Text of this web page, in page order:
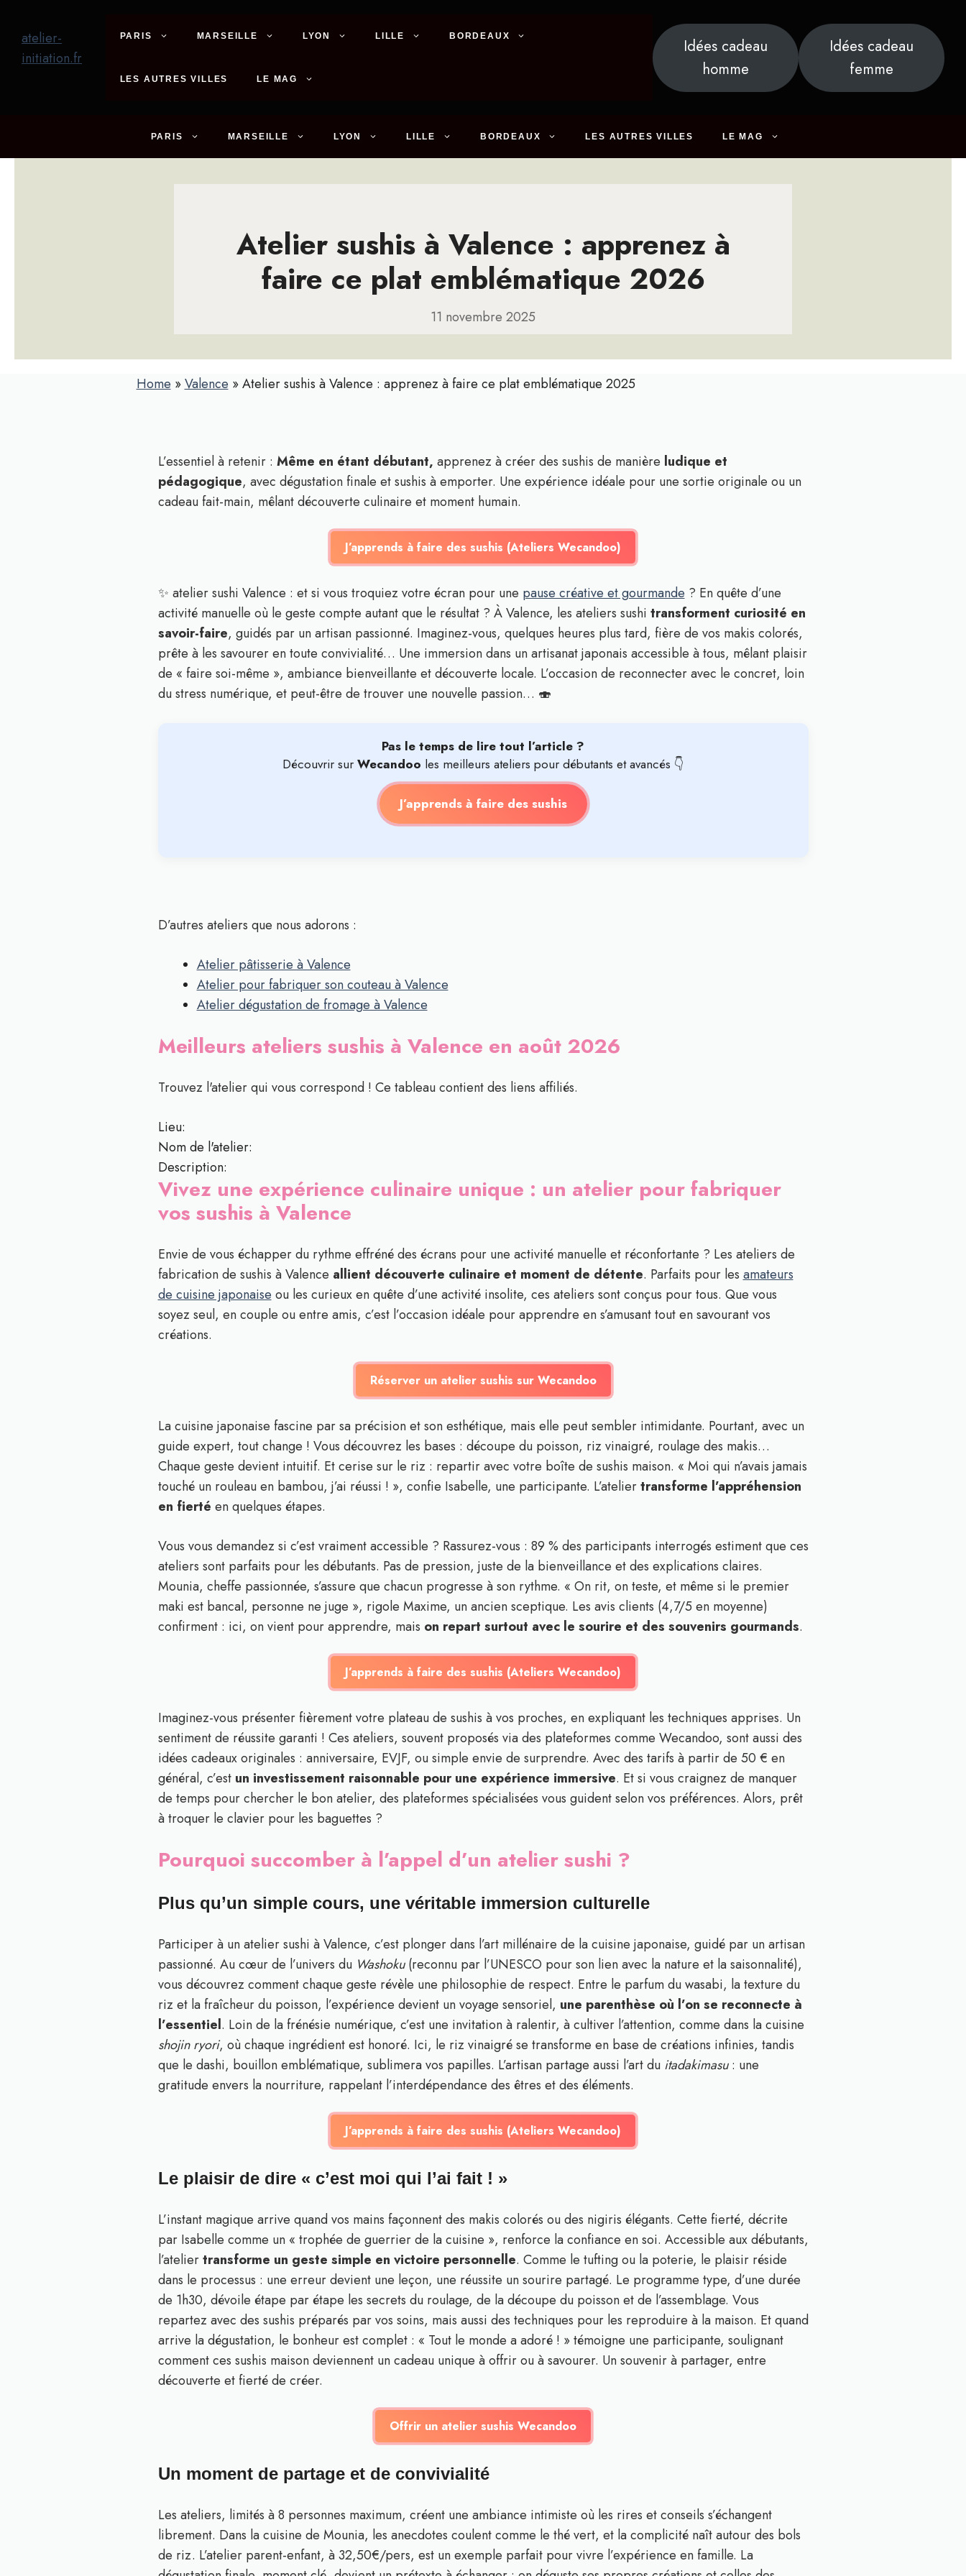
contenu
atelier-
initiation.fr
PARIS MARSEILLE LYON LILLE BORDEAUX
LES AUTRES VILLES LE MAG
Idées cadeau
homme
Idées cadeau
femme
PARIS MARSEILLE LYON LILLE BORDEAUX LES AUTRES VILLES LE MAG
Atelier sushis à Valence : apprenez à
faire ce plat emblématique 2026
11 novembre 2025
Home »Valence »Atelier sushis à Valence : apprenez à faire ce plat emblématique 2025
L’essentiel à retenir : Même en étant débutant, apprenez à créer des sushis de manière ludique et
pédagogique, avec dégustation finale et sushis à emporter. Une expérience idéale pour une sortie originale ou un
cadeau fait-main, mêlant découverte culinaire et moment humain.
J’apprends à faire des sushis (Ateliers Wecandoo)
✨ atelier sushi Valence : et si vous troquiez votre écran pour une pause créative et gourmande ? En quête d’une
activité manuelle où le geste compte autant que le résultat ? À Valence, les ateliers sushi transforment curiosité en
savoir-faire, guidés par un artisan passionné. Imaginez-vous, quelques heures plus tard, fière de vos makis colorés,
prête à les savourer en toute convivialité… Une immersion dans un artisanat japonais accessible à tous, mêlant plaisir
de « faire soi-même », ambiance bienveillante et découverte locale. L’occasion de reconnecter avec le concret, loin
du stress numérique, et peut-être de trouver une nouvelle passion… 🍣
Pas le temps de lire tout l’article ?
Découvrir sur Wecandoo les meilleurs ateliers pour débutants et avancés 👇
J’apprends à faire des sushis
D’autres ateliers que nous adorons :
Atelier pâtisserie à Valence
Atelier pour fabriquer son couteau à Valence
Atelier dégustation de fromage à Valence
Meilleurs ateliers sushis à Valence en août 2026
Trouvez l'atelier qui vous correspond ! Ce tableau contient des liens affiliés.
Lieu:
Nom de l'atelier:
Description:
Vivez une expérience culinaire unique : un atelier pour fabriquer
vos sushis à Valence
Envie de vous échapper du rythme effréné des écrans pour une activité manuelle et réconfortante ? Les ateliers de
fabrication de sushis à Valence allient découverte culinaire et moment de détente. Parfaits pour les amateurs
de cuisine japonaise ou les curieux en quête d’une activité insolite, ces ateliers sont conçus pour tous. Que vous
soyez seul, en couple ou entre amis, c’est l’occasion idéale pour apprendre en s’amusant tout en savourant vos
créations.
Réserver un atelier sushis sur Wecandoo
La cuisine japonaise fascine par sa précision et son esthétique, mais elle peut sembler intimidante. Pourtant, avec un
guide expert, tout change ! Vous découvrez les bases : découpe du poisson, riz vinaigré, roulage des makis…
Chaque geste devient intuitif. Et cerise sur le riz : repartir avec votre boîte de sushis maison. « Moi qui n’avais jamais
touché un rouleau en bambou, j’ai réussi ! », confie Isabelle, une participante. L’ateliertransforme l’appréhension
en fierté en quelques étapes.
Vous vous demandez si c’est vraiment accessible ? Rassurez-vous : 89 % des participants interrogés estiment que ces
ateliers sont parfaits pour les débutants. Pas de pression, juste de la bienveillance et des explications claires.
Mounia, cheffe passionnée, s’assure que chacun progresse à son rythme. « On rit, on teste, et même si le premier
maki est bancal, personne ne juge », rigole Maxime, un ancien sceptique. Les avis clients (4,7/5 en moyenne)
confirment : ici, on vient pour apprendre, mais on repart surtout avec le sourire et des souvenirs gourmands.
J’apprends à faire des sushis (Ateliers Wecandoo)
Imaginez-vous présenter fièrement votre plateau de sushis à vos proches, en expliquant les techniques apprises. Un
sentiment de réussite garanti ! Ces ateliers, souvent proposés via des plateformes comme Wecandoo, sont aussi des
idées cadeaux originales : anniversaire, EVJF, ou simple envie de surprendre. Avec des tarifs à partir de 50 € en
général, c’est un investissement raisonnable pour une expérience immersive. Et si vous craignez de manquer
de temps pour chercher le bon atelier, des plateformes spécialisées vous guident selon vos préférences. Alors, prêt
à troquer le clavier pour les baguettes ?
Pourquoi succomber à l’appel d’un atelier sushi ?
Plus qu’un simple cours, une véritable immersion culturelle
Participer à un atelier sushi à Valence, c’est plonger dans l’art millénaire de la cuisine japonaise, guidé par un artisan
passionné. Au cœur de l’univers du Washoku(reconnu par l’UNESCO pour son lien avec la nature et la saisonnalité),
vous découvrez comment chaque geste révèle une philosophie de respect. Entre le parfum du wasabi, la texture du
riz et la fraîcheur du poisson, l’expérience devient un voyage sensoriel, une parenthèse où l’on se reconnecte à
l’essentiel. Loin de la frénésie numérique, c’est une invitation à ralentir, à cultiver l’attention, comme dans la cuisine
shojin ryori, où chaque ingrédient est honoré. Ici, le riz vinaigré se transforme en base de créations infinies, tandis
que le dashi, bouillon emblématique, sublimera vos papilles. L’artisan partage aussi l’art du itadakimasu: une
gratitude envers la nourriture, rappelant l’interdépendance des êtres et des éléments.
J’apprends à faire des sushis (Ateliers Wecandoo)
Le plaisir de dire « c’est moi qui l’ai fait ! »
L’instant magique arrive quand vos mains façonnent des makis colorés ou des nigiris élégants. Cette fierté, décrite
par Isabelle comme un « trophée de guerrier de la cuisine », renforce la confiance en soi. Accessible aux débutants,
l’ateliertransforme un geste simple en victoire personnelle. Comme le tufting ou la poterie, le plaisir réside
dans le processus : une erreur devient une leçon, une réussite un sourire partagé. Le programme type, d’une durée
de 1h30, dévoile étape par étape les secrets du roulage, de la découpe du poisson et de l’assemblage. Vous
repartez avec des sushis préparés par vos soins, mais aussi des techniques pour les reproduire à la maison. Et quand
arrive la dégustation, le bonheur est complet : « Tout le monde a adoré ! » témoigne une participante, soulignant
comment ces sushis maison deviennent un cadeau unique à offrir ou à savourer. Un souvenir à partager, entre
découverte et fierté de créer.
Offrir un atelier sushis Wecandoo
Un moment de partage et de convivialité
Les ateliers, limités à 8 personnes maximum, créent une ambiance intimiste où les rires et conseils s’échangent
librement. Dans la cuisine de Mounia, les anecdotes coulent comme le thé vert, et la complicité naît autour des bols
de riz. L’atelier parent-enfant, à 32,50€/pers, est un exemple parfait pour vivre l’expérience en famille. La